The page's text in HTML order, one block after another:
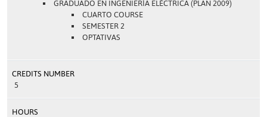
GRADUADO EN INGENIERÍA ELÉCTRICA (PLAN 2009)
CUARTO COURSE
SEMESTER 2
OPTATIVAS
CREDITS NUMBER
5
HOURS